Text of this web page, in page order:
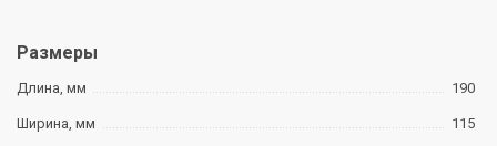
Размеры
Длина, мм 190
Ширина, мм 115